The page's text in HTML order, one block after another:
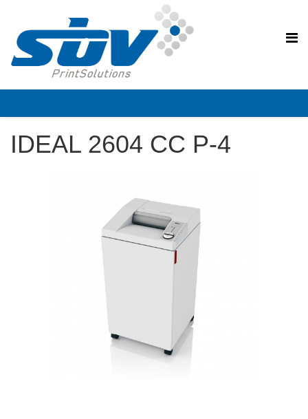
IDEAL 2604 CC P-4